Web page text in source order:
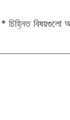
* চিহ্নিত বিষয়গুলো